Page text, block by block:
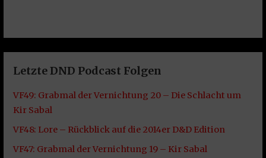
Letzte DND Podcast Folgen
VF49: Grabmal der Vernichtung 20 – Die Schlacht um
Kir Sabal
VF48: Lore – Rückblick auf die 2014er D&D Edition
VF47: Grabmal der Vernichtung 19 – Kir Sabal